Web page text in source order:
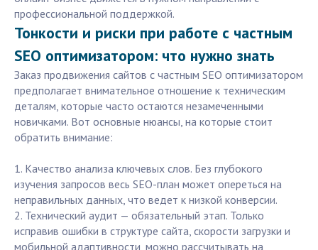
профессиональной поддержкой.
Тонкости и риски при работе с частным
SEO оптимизатором: что нужно знать
Заказ продвижения сайтов с частным SEO оптимизатором
предполагает внимательное отношение к техническим
деталям, которые часто остаются незамеченными
новичками. Вот основные нюансы, на которые стоит
обратить внимание:
1. Качество анализа ключевых слов. Без глубокого
изучения запросов весь SEO-план может опереться на
неправильных данных, что ведет к низкой конверсии.
2. Технический аудит — обязательный этап. Только
исправив ошибки в структуре сайта, скорости загрузки и
мобильной адаптивности, можно рассчитывать на